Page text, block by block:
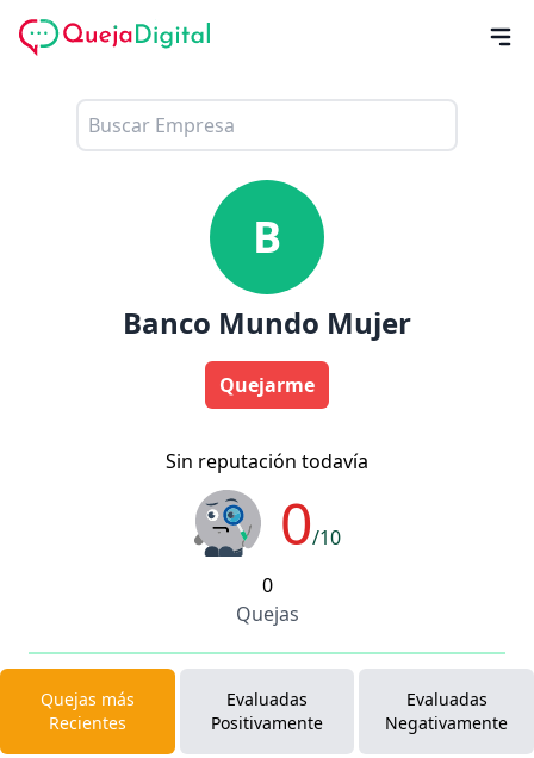
B
Banco Mundo Mujer
Quejarme
Sin reputación todavía
0/10
0
Quejas
Quejas más
Recientes
Evaluadas
Positivamente
Evaluadas
Negativamente